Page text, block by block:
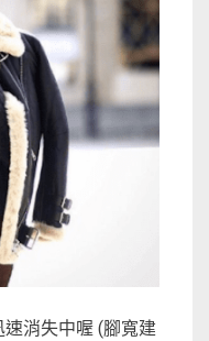
速消失中喔 (腳寬建